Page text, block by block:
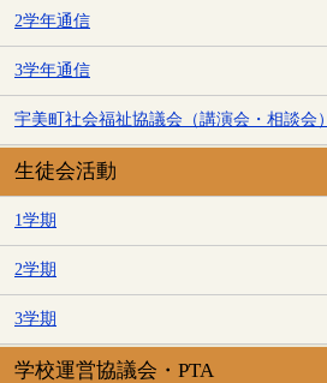
2学年通信
3学年通信
宇美町社会福祉協議会（講演会・相談会）
生徒会活動
1学期
2学期
3学期
学校運営協議会・PTA